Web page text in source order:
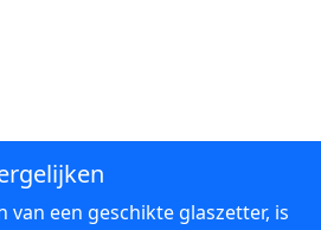
van een geschikte glaszetter, is